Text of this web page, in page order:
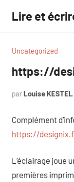
contenu
Lire et
Uncategorized
https://
par Louise KESTEL
Complément
https://
L’éclairage joue
premières